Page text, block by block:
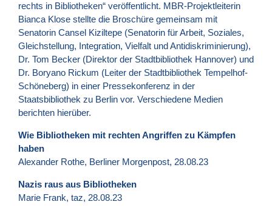
rechts in Bibliotheken“ veröffentlicht. MBR-Projektleiterin
Bianca Klose stellte die Broschüre gemeinsam mit
Senatorin Cansel Kiziltepe (Senatorin für Arbeit, Soziales,
Gleichstellung, Integration, Vielfalt und Antidiskriminierung),
Dr. Tom Becker (Direktor der Stadtbibliothek Hannover) und
Dr. Boryano Rickum (Leiter der Stadtbibliothek Tempelhof-
Schöneberg) in einer Pressekonferenz in der
Staatsbibliothek zu Berlin vor. Verschiedene Medien
berichten hierüber.
Wie Bibliotheken mit rechten Angriffen zu Kämpfen
haben
Alexander Rothe, Berliner Morgenpost, 28.08.23
Nazis raus aus Bibliotheken
Marie Frank, taz, 28.08.23